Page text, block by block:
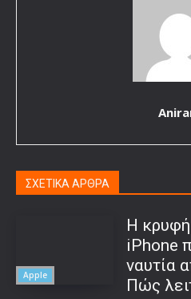
ΣΧΕΤΙΚΑ ΑΡΘΡΑ
Apple
Η κρυφή
iPhone
ναυτία
Πώς